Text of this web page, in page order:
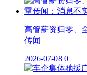
高管薪资归零、
传闻
2026-07-08 0